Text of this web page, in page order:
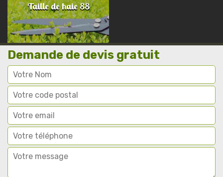
Taille de haie 88
Demande de devis gratuit